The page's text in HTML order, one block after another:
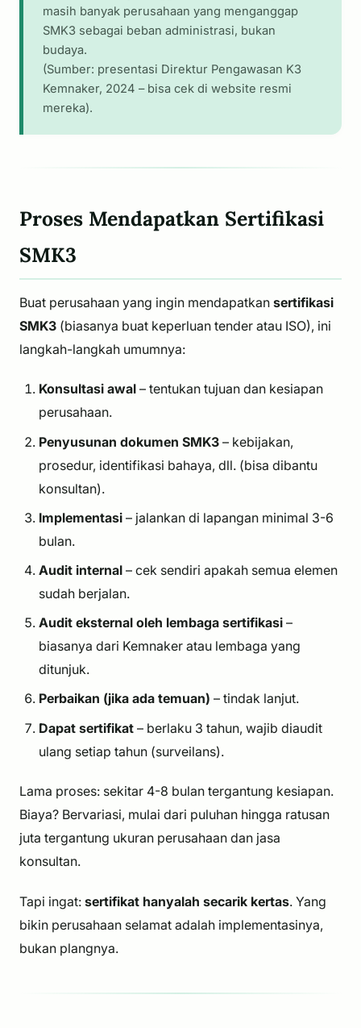
masih banyak perusahaan yang menganggap
SMK3 sebagai beban administrasi, bukan
budaya.
(Sumber: presentasi Direktur Pengawasan K3
Kemnaker, 2024 – bisa cek di website resmi
mereka).
Proses Mendapatkan Sertifikasi
SMK3
Buat perusahaan yang ingin mendapatkan sertifikasi
SMK3 (biasanya buat keperluan tender atau ISO), ini
langkah-langkah umumnya:
Konsultasi awal – tentukan tujuan dan kesiapan
perusahaan.
Penyusunan dokumen SMK3 – kebijakan,
prosedur, identifikasi bahaya, dll. (bisa dibantu
konsultan).
Implementasi – jalankan di lapangan minimal 3-6
bulan.
Audit internal – cek sendiri apakah semua elemen
sudah berjalan.
Audit eksternal oleh lembaga sertifikasi –
biasanya dari Kemnaker atau lembaga yang
ditunjuk.
Perbaikan (jika ada temuan) – tindak lanjut.
Dapat sertifikat – berlaku 3 tahun, wajib diaudit
ulang setiap tahun (surveilans).
Lama proses: sekitar 4-8 bulan tergantung kesiapan.
Biaya? Bervariasi, mulai dari puluhan hingga ratusan
juta tergantung ukuran perusahaan dan jasa
konsultan.
Tapi ingat: sertifikat hanyalah secarik kertas. Yang
bikin perusahaan selamat adalah implementasinya,
bukan plangnya.